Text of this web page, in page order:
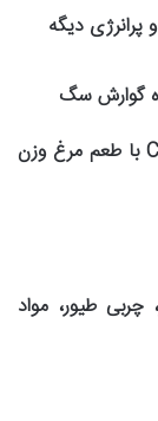
پرانرژی دیگه
گوارش سگ
با طعم مرغ وزن
چربی طیور، مواد